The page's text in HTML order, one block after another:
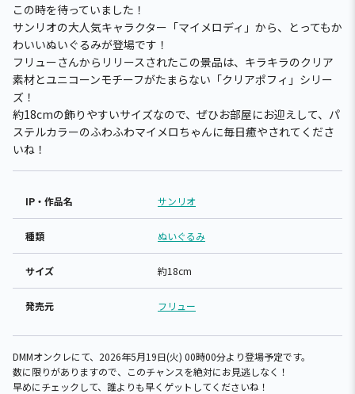
この時を待っていました！
サンリオの大人気キャラクター「マイメロディ」から、とってもか
わいいぬいぐるみが登場です！
フリューさんからリリースされたこの景品は、キラキラのクリア
素材とユニコーンモチーフがたまらない「クリアポフィ」シリー
ズ！
約18cmの飾りやすいサイズなので、ぜひお部屋にお迎えして、パ
ステルカラーのふわふわマイメロちゃんに毎日癒やされてくださ
いね！
IP・作品名 サンリオ
種類 ぬいぐるみ
サイズ 約18cm
発売元 フリュー
DMMオンクレにて、2026年5月19日(火) 00時00分より登場予定です。
数に限りがありますので、このチャンスを絶対にお見逃しなく！
早めにチェックして、誰よりも早くゲットしてくださいね！